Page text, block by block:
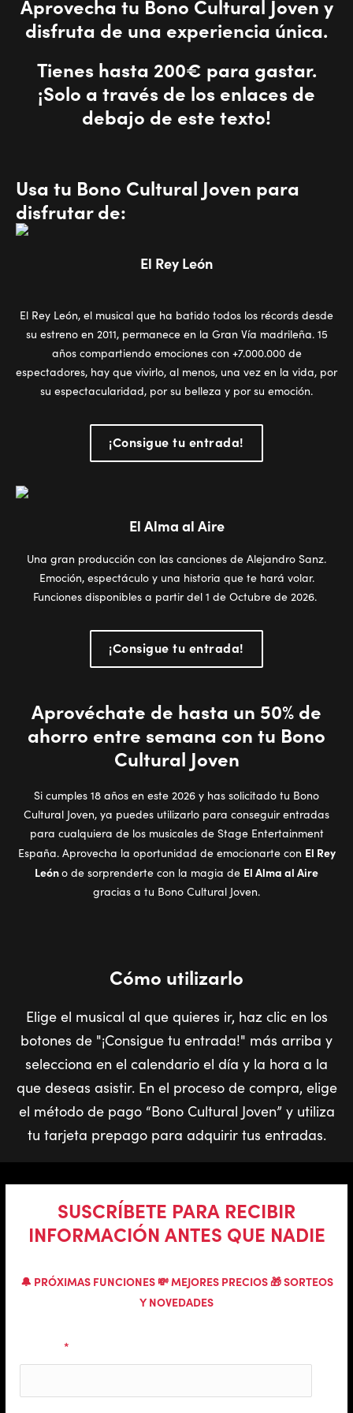
Aprovecha tu Bono Cultural Joven y
disfruta de una experiencia única.
Tienes hasta 200€ para gastar.
¡Solo a través de los enlaces de
debajo de este texto!
Usa tu Bono Cultural Joven para
disfrutar de:
El Rey León
El Rey León, el musical que ha batido todos los récords desde
su estreno en 2011, permanece en la Gran Vía madrileña. 15
años compartiendo emociones con +7.000.000 de
espectadores, hay que vivirlo, al menos, una vez en la vida, por
su espectacularidad, por su belleza y por su emoción.
¡Consigue tu entrada!
El Alma al Aire
Una gran producción con las canciones de Alejandro Sanz.
Emoción, espectáculo y una historia que te hará volar.
Funciones disponibles a partir del 1 de Octubre de 2026.
¡Consigue tu entrada!
Aprovéchate de hasta un 50% de
ahorro entre semana con tu Bono
Cultural Joven
Si cumples 18 años en este 2026 y has solicitado tu Bono
Cultural Joven, ya puedes utilizarlo para conseguir entradas
para cualquiera de los musicales de Stage Entertainment
España. Aprovecha la oportunidad de emocionarte con El Rey
Leóno de sorprenderte con la magia de El Alma al Aire
gracias a tu Bono Cultural Joven.
Cómo utilizarlo
Elige el musical al que quieres ir, haz clic en los
botones de "¡Consigue tu entrada!" más arriba y
selecciona en el calendario el día y la hora a la
que deseas asistir. En el proceso de compra, elige
el método de pago “Bono Cultural Joven” y utiliza
tu tarjeta prepago para adquirir tus entradas.
SUSCRÍBETE PARA RECIBIR
INFORMACIÓN ANTES QUE NADIE
🔔 PRÓXIMAS FUNCIONES 💸 MEJORES PRECIOS 🎁 SORTEOS
Y NOVEDADES
*